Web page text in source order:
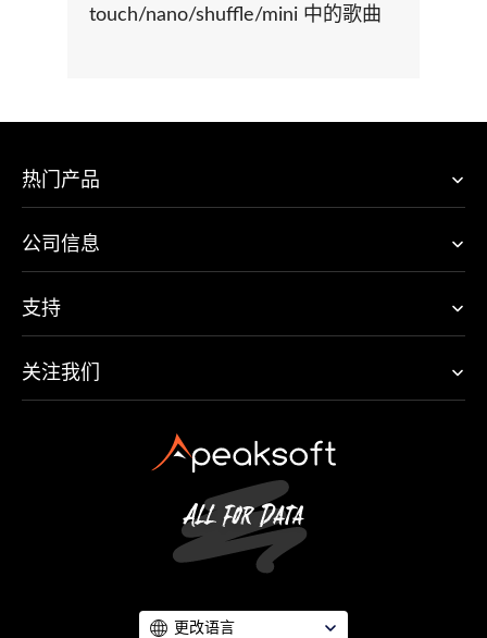
touch/nano/shuffle/mini 中的歌曲
热门产品
公司信息
支持
关注我们
更改语言